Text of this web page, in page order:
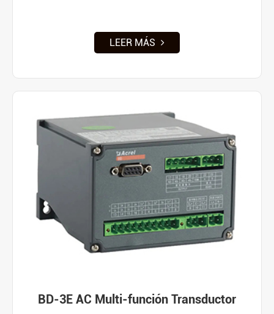
LEER MÁS
BD-3E AC Multi-función Transductor